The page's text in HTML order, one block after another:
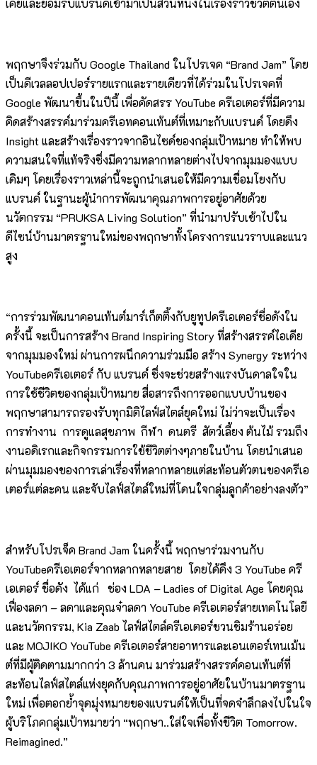
เคยและยอมรับแบรนด์เข้ามาเป็นส่วนหนึ่งในเรื่องราวชีวิตตนเอง
พฤกษาจึงร่วมกับ Google Thailand ในโปรเจค “Brand Jam” โดย
เป็นดีเวลลอปเปอร์รายแรกและรายเดียวที่ได้ร่วมในโปรเจคที่
Google พัฒนาขึ้นในปีนี้ เพื่อคัดสรร YouTube ครีเอเตอร์ที่มีความ
คิดสร้างสรรค์มาร่วมครีเอทคอนเท้นต์ที่เหมาะกับแบรนด์ โดยดึง
Insight และสร้างเรื่องราวจากอินไซด์ของกลุ่มเป้าหมาย ทำให้พบ
ความสนใจที่แท้จริงซึ่งมีความหลากหลายต่างไปจากมุมมองแบบ
เดิมๆ โดยเรื่องราวเหล่านี้จะถูกนำเสนอให้มีความเชื่อมโยงกับ
แบรนด์ ในฐานะผู้นำการพัฒนาคุณภาพการอยู่อาศัยด้วย
นวัตกรรม “PRUKSA Living Solution” ที่นำมาปรับเข้าไปใน
ดีไซน์บ้านมาตรฐานใหม่ของพฤกษาทั้งโครงการแนวราบและแนว
สูง
“การร่วมพัฒนาคอนเท้นต์มาร์เก็ตติ้งกับยูทูปครีเอเตอร์ชื่อดังใน
ครั้งนี้ จะเป็นการสร้าง Brand Inspiring Story ที่สร้างสรรค์ไอเดีย
จากมุมมองใหม่ ผ่านการผนึกความร่วมมือ สร้าง Synergy ระหว่าง
YouTubeครีเอเตอร์ กับ แบรนด์ ซึ่งจะช่วยสร้างแรงบันดาลใจใน
การใช้ชีวิตของกลุ่มเป้าหมาย สื่อสารถึงการออกแบบบ้านของ
พฤกษาสามารถรองรับทุกมิติไลฟ์สไตล์ยุคใหม่ ไม่ว่าจะเป็นเรื่อง
การทำงาน การดูแลสุขภาพ กีฬา ดนตรี สัตว์เลี้ยง ต้นไม้ รวมถึง
งานอดิเรกและกิจกรรมการใช้ชีวิตต่างๆภายในบ้าน โดยนำเสนอ
ผ่านมุมมองของการเล่าเรื่องที่หลากหลายแต่สะท้อนตัวตนของครีเอ
เตอร์แต่ละคน และจับไลฟ์สไตล์ใหม่ที่โดนใจกลุ่มลูกค้าอย่างลงตัว”
สำหรับโปรเจ็ค Brand Jam ในครั้งนี้ พฤกษาร่วมงานกับ
YouTubeครีเอเตอร์จากหลากหลายสาย โดยได้ดึง 3 YouTube ครี
เอเตอร์ ชื่อดัง ได้แก่ ช่อง LDA – Ladies of Digital Age โดยคุณ
เฟื่องลดา – ลดาและคุณจ๋าลดา YouTube ครีเอเตอร์สายเทคโนโลยี
และนวัตกรรม, Kia Zaab ไลฟ์สไตล์ครีเอเตอร์ชวนชิมร้านอร่อย
และ MOJIKO YouTube ครีเอเตอร์สายอาหารและเอนเตอร์เทนเม้น
ต์ที่มีผู้ติดตามมากกว่า 3 ล้านคน มาร่วมสร้างสรรค์คอนเท้นต์ที่
สะท้อนไลฟ์สไตล์แห่งยุคกับคุณภาพการอยู่อาศัยในบ้านมาตรฐาน
ใหม่ เพื่อตอกย้ำจุดมุ่งหมายของแบรนด์ให้เป็นที่จดจำลึกลงไปในใจ
ผู้บริโภคกลุ่มเป้าหมายว่า “พฤกษา..ใส่ใจเพื่อทั้งชีวิต Tomorrow.
Reimagined.”